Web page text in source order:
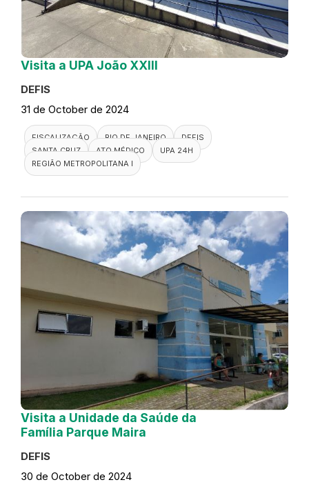
Visita a UPA João XXIII
DEFIS
31 de October de 2024
FISCALIZAÇÃO RIO DE JANEIRO
DEFIS
SANTA CRUZ
ATO MÉDICO
UPA 24H
REGIÃO METROPOLITANA I
Visita a Unidade da Saúde da
Família Parque Maira
DEFIS
30 de October de 2024